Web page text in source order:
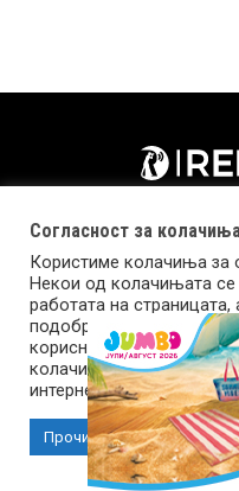
Copyright © 2026
Импресум Маркетинг
Согласност за
Користиме колачиња за
Некои од колачињата
работата на страницата,
подобриме оваа
корисничко искуство.
колачиња се неопходни
интернет страница.
Прочитај повеќе